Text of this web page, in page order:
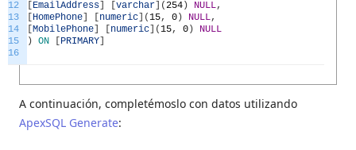
12
13
14
15
16
EmailAddress varchar (254 ) NULL,
HomePhone numeric (15, 0 ) NULL,
MobilePhone numeric (15, 0 )
NULL
) ON PRIMARY
A continuación, completémoslo con datos utilizando
ApexSQL Generate: